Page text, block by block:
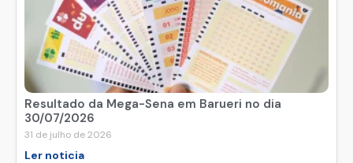
Resultado da Mega-Sena em Barueri no dia
30/07/2026
31 de julho de 2026
Ler noticia